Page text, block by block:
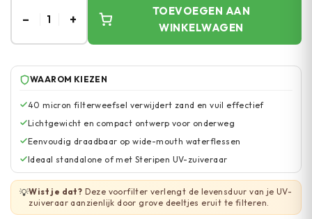
– 1 +
TOEVOEGEN AAN
WINKELWAGEN
WAAROM KIEZEN
40 micron filterweefsel verwijdert zand en vuil effectief
Lichtgewicht en compact ontwerp voor onderweg
Eenvoudig draadbaar op wide-mouth waterflessen
Ideaal standalone of met Steripen UV-zuiveraar
💡Wist je dat? Deze voorfilter verlengt de levensduur van je UV-
zuiveraar aanzienlijk door grove deeltjes eruit te filteren.